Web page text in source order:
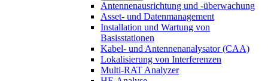
Antennenausrichtung und -überwachung
Asset- und Datenmanagement
Installation und Wartung von
Basisstationen
Kabel- und Antennenanalysator (CAA)
Lokalisierung von Interferenzen
Multi-RAT Analyzer